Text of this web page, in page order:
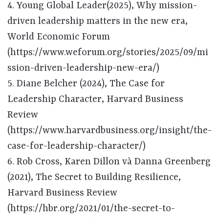
4. Young Global Leader(2025), Why mission-
driven leadership matters in the new era,
World Economic Forum
(https://www.weforum.org/stories/2025/09/mi
ssion-driven-leadership-new-era/)
5. Diane Belcher (2024), The Case for
Leadership Character, Harvard Business
Review
(https://www.harvardbusiness.org/insight/the-
case-for-leadership-character/)
6. Rob Cross, Karen Dillon và Danna Greenberg
(2021), The Secret to Building Resilience,
Harvard Business Review
(https://hbr.org/2021/01/the-secret-to-